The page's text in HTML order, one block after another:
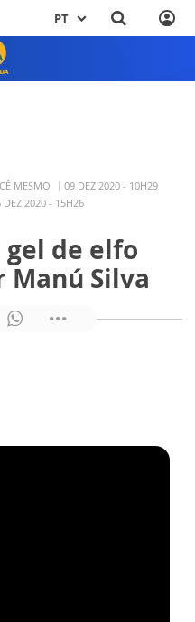
PT
MESMO
09 DEZ 2020 - 10H29
DEZ 2020 - 15H26
de elfo
Silva